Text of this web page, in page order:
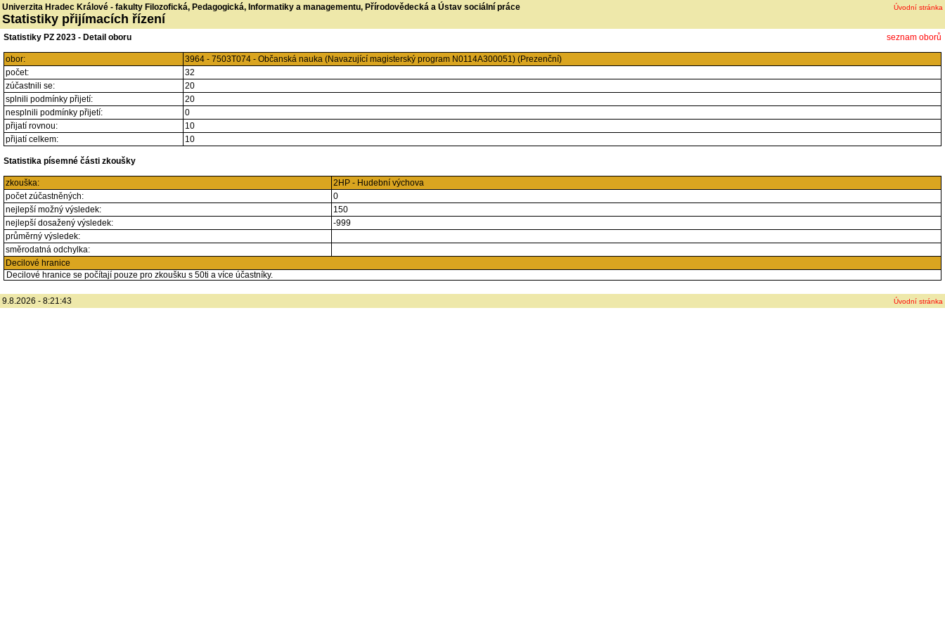
Univerzita Hradec Králové - fakulty Filozofická, Pedagogická, Informatiky a managementu, Přírodovědecká a Ústav sociální práce
Statistiky přijímacích řízení
Úvodní stránka
seznam oborů
Statistiky PZ 2023 - Detail oboru
obor:
3964 - 7503T074 - Občanská nauka (Navazující magisterský program N0114A300051) (Prezenční)
počet:
32
zúčastnili se:
20
splnili podmínky přijetí:
20
nesplnili podmínky přijetí:
0
přijatí rovnou:
10
přijatí celkem:
10
Statistika písemné části zkoušky
zkouška:
2HP - Hudební výchova
počet zúčastněných:
0
nejlepší možný výsledek:
150
nejlepší dosažený výsledek:
-999
průměrný výsledek:
směrodatná odchylka:
Decilové hranice
Decilové hranice se počítají pouze pro zkoušku s 50ti a více účastníky.
9.8.2026 - 8:21:43 Úvodní stránka